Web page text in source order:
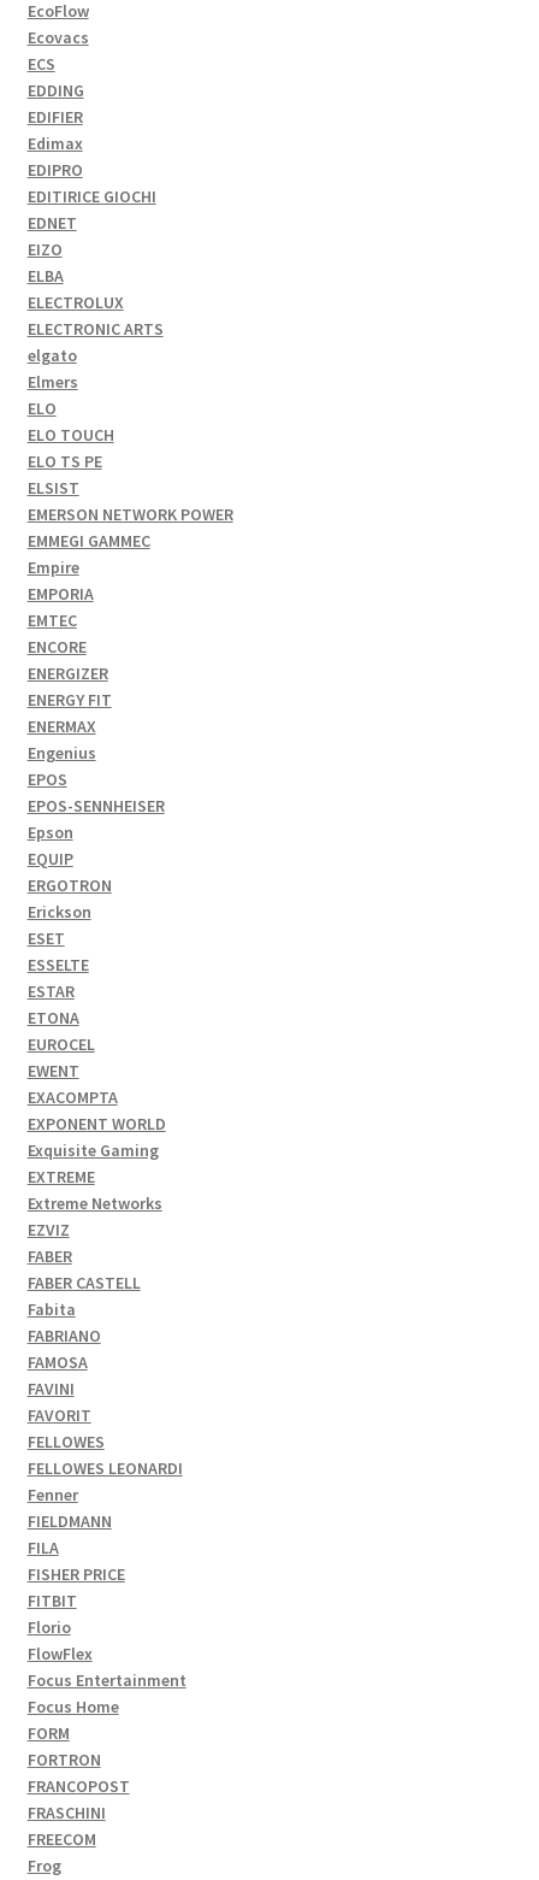
EcoFlow
Ecovacs
ECS
EDDING
EDIFIER
Edimax
EDIPRO
EDITIRICE GIOCHI
EDNET
EIZO
ELBA
ELECTROLUX
ELECTRONIC ARTS
elgato
Elmers
ELO
ELO TOUCH
ELO TS PE
ELSIST
EMERSON NETWORK POWER
EMMEGI GAMMEC
Empire
EMPORIA
EMTEC
ENCORE
ENERGIZER
ENERGY FIT
ENERMAX
Engenius
EPOS
EPOS-SENNHEISER
Epson
EQUIP
ERGOTRON
Erickson
ESET
ESSELTE
ESTAR
ETONA
EUROCEL
EWENT
EXACOMPTA
EXPONENT WORLD
Exquisite Gaming
EXTREME
Extreme Networks
EZVIZ
FABER
FABER CASTELL
Fabita
FABRIANO
FAMOSA
FAVINI
FAVORIT
FELLOWES
FELLOWES LEONARDI
Fenner
FIELDMANN
FILA
FISHER PRICE
FITBIT
Florio
FlowFlex
Focus Entertainment
Focus Home
FORM
FORTRON
FRANCOPOST
FRASCHINI
FREECOM
Frog